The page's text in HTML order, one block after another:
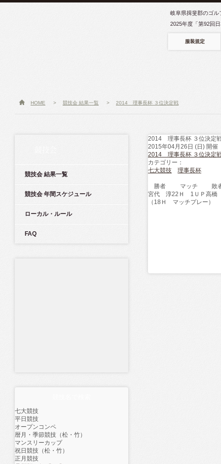
岐阜県揖斐郡のゴル
2025年度「第92回
服装規定
HOME > 競技会 結果一覧 > 2014 理事長杯 ３位決定戦
競技会 結果一覧
競技会 年間スケジュール
ローカル・ルール
FAQ
七大競技
平日競技
オープンコンペ
暦月・季節競技（松・竹）
マンスリーカップ
祝日競技（松・竹）
正月競技
2014 理事長杯 ３位決定
2015年04月26日 (日) 開催
2014 理事長杯 ３位決定
カテゴリー：
七大競技
理事長杯
勝者 マッチ
敗
宮代 淳22Ｈ 1ＵＰ 高
（18Ｈ マッチプレー）